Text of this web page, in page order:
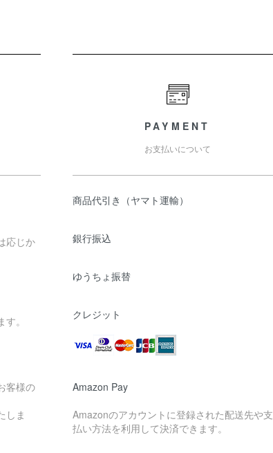
応じか
。
客様の
しま
PAYMENT
お支払いについて
商品代引き（ヤマト運輸）
銀行振込
ゆうちょ振替
クレジット
Amazon Pay
Amazonのアカウントに登録された配送先や支
払い方法を利用して決済できます。